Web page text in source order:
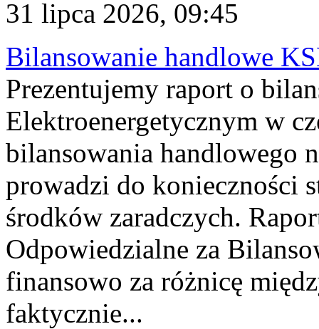
31 lipca 2026, 09:45
Bilansowanie handlowe
Prezentujemy raport o
Elektroenergetycznym w
bilansowania handlowego
prowadzi do konieczności
środków zaradczych.
Odpowiedzialne za
finansowo za różnicę
faktycznie...